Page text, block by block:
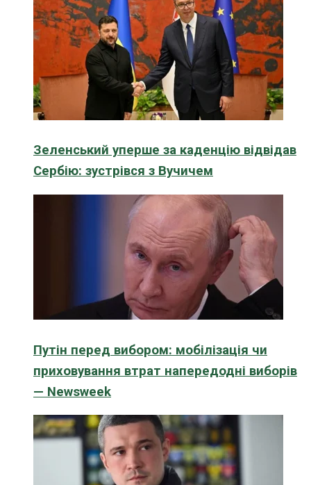
Зеленський уперше за каденцію відвідав
Сербію: зустрівся з Вучичем
Путін перед вибором: мобілізація чи
приховування втрат напередодні виборів
— Newsweek